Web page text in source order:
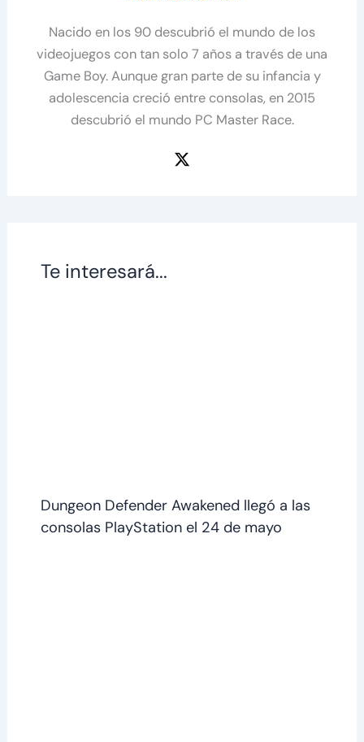
Nacido en los 90 descubrió el mundo de los
videojuegos con tan solo 7 años a través de una
Game Boy. Aunque gran parte de su infancia y
adolescencia creció entre consolas, en 2015
descubrió el mundo PC Master Race.
Te interesará...
Dungeon Defender Awakened llegó a las
consolas PlayStation el 24 de mayo